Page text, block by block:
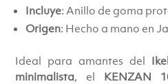
Incluye: Anillo de goma
Origen: Hecho a mano en
Ideal para amantes del
minimalista, el KENZAN